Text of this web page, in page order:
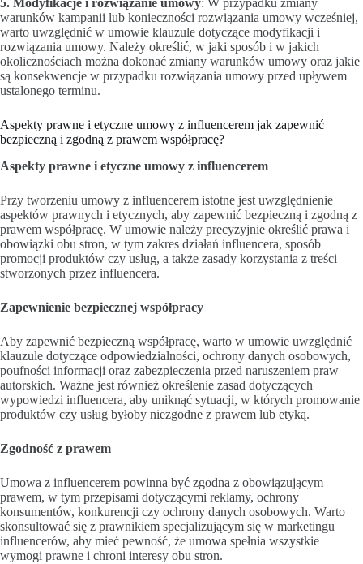
5. Modyfikacje i rozwiązanie umowy: W przypadku zmiany
warunków kampanii lub konieczności rozwiązania umowy wcześniej,
warto uwzględnić w umowie klauzule dotyczące modyfikacji i
rozwiązania umowy. Należy określić, w jaki sposób i w jakich
okolicznościach można dokonać zmiany warunków umowy oraz jakie
są konsekwencje w przypadku rozwiązania umowy przed upływem
ustalonego terminu.
Aspekty prawne i etyczne umowy z influencerem jak zapewnić
bezpieczną i zgodną z prawem współpracę?
Aspekty prawne i etyczne umowy z influencerem
Przy tworzeniu umowy z influencerem istotne jest uwzględnienie
aspektów prawnych i etycznych, aby zapewnić bezpieczną i zgodną z
prawem współpracę. W umowie należy precyzyjnie określić prawa i
obowiązki obu stron, w tym zakres działań influencera, sposób
promocji produktów czy usług, a także zasady korzystania z treści
stworzonych przez influencera.
Zapewnienie bezpiecznej współpracy
Aby zapewnić bezpieczną współpracę, warto w umowie uwzględnić
klauzule dotyczące odpowiedzialności, ochrony danych osobowych,
poufności informacji oraz zabezpieczenia przed naruszeniem praw
autorskich. Ważne jest również określenie zasad dotyczących
wypowiedzi influencera, aby uniknąć sytuacji, w których promowanie
produktów czy usług byłoby niezgodne z prawem lub etyką.
Zgodność z prawem
Umowa z influencerem powinna być zgodna z obowiązującym
prawem, w tym przepisami dotyczącymi reklamy, ochrony
konsumentów, konkurencji czy ochrony danych osobowych. Warto
skonsultować się z prawnikiem specjalizującym się w marketingu
influencerów, aby mieć pewność, że umowa spełnia wszystkie
wymogi prawne i chroni interesy obu stron.